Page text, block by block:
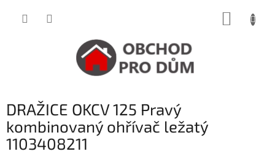
DRAŽICE OKCV 125 Pravý
kombinovaný ohřívač ležatý
1103408211